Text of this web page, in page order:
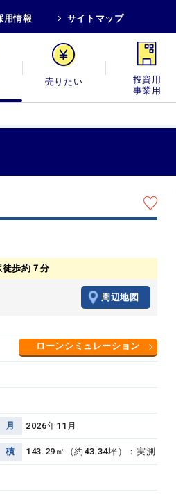
用情報 サイトマップ
売りたい 投資用・事業用
歩約７分
周辺地図
ローンシミュレーション
月 2026年11月
積 143.29㎡（約43.34坪）：実測